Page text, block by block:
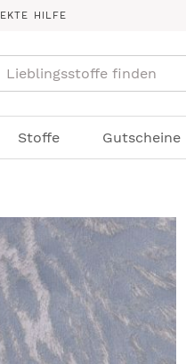
HILFE
Stoffe Gutscheine